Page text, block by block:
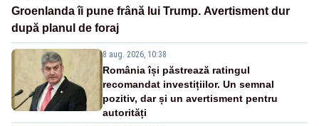
Groenlanda îi pune frână lui Trump. Avertisment dur
după planul de foraj
8 aug. 2026, 10:38
România își păstrează ratingul
recomandat investițiilor. Un semnal
pozitiv, dar și un avertisment pentru
autorități